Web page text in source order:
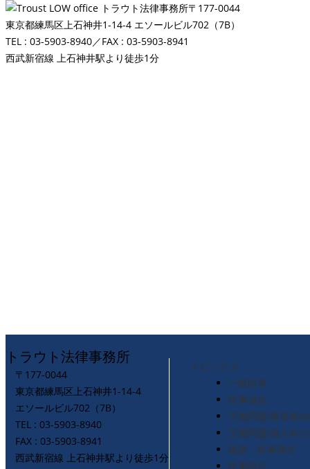
〒177-0044
東京都練馬区上石神井1-14-4 エソールビル702（7B）
TEL : 03-5903-8940／FAX : 03-5903-8941
西武新宿線 上石神井駅より徒歩1分
トラウト法律事務所
〒177-0044
東京都練馬区上石神井1-14-4
エソールビル702（7B）
TEL : 03-5903-8940
FAX : 03-5903-8941
西武新宿線 上石神井駅より徒歩1分
トピックス
一般民事
民事保全
労働問題(事業者
労働問題(個人向
破産・民事再生
民事執行